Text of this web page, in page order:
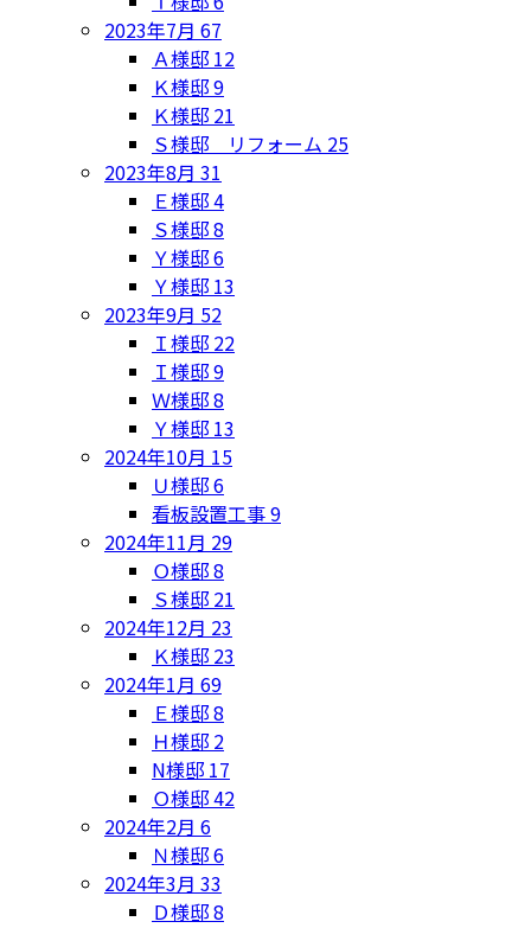
2023年7月 67
Ａ様邸 12
Ｋ様邸9
Ｋ様邸 21
Ｓ様邸 リフォーム 25
2023年8月 31
Ｅ様邸4
Ｓ様邸8
Ｙ様邸6
Ｙ様邸 13
2023年9月 52
Ｉ様邸 22
Ｉ様邸9
Ｗ様邸8
Ｙ様邸 13
2024年10月 15
Ｕ様邸6
看板設置工事9
2024年11月 29
Ｏ様邸8
Ｓ様邸 21
2024年12月 23
Ｋ様邸 23
2024年1月 69
Ｅ様邸8
Ｈ様邸 2
N様邸 17
Ｏ様邸42
2024年2月 6
Ｎ様邸6
2024年3月 33
Ｄ様邸8